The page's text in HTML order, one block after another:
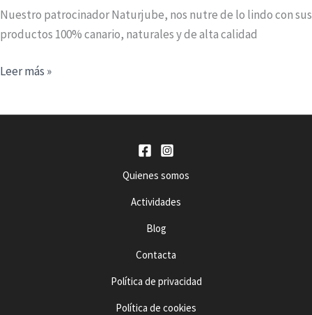
Nuestro patrocinador Naturjube, nos nutre de lo lindo con sus
productos 100% canario, naturales y de alta calidad
Naturjube
Leer más »
Quienes somos
Actividades
Blog
Contacta
Política de privacidad
Política de cookies